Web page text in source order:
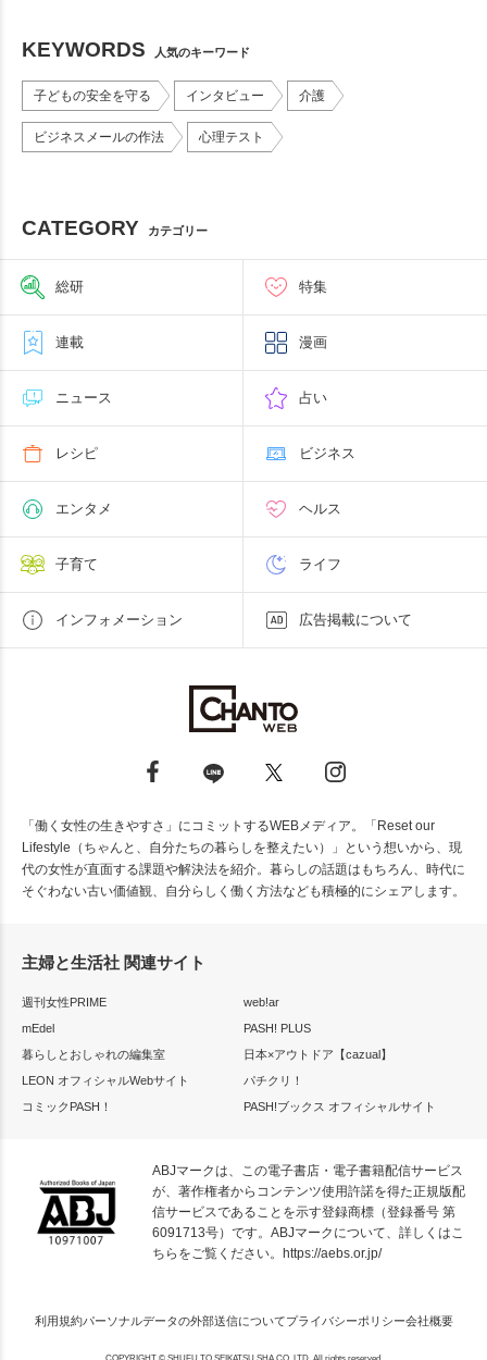
KEYWORDS 人気のキーワード
子どもの安全を守る インタビュー 介護
ビジネスメールの作法 心理テスト
CATEGORY カテゴリー
総研 特集
連載 漫画
ニュース 占い
レシピ ビジネス
エンタメ ヘルス
子育て ライフ
インフォメーション 広告掲載について
「働く女性の生きやすさ」にコミットするWEBメディア。「Reset our
Lifestyle（ちゃんと、自分たちの暮らしを整えたい）」という想いから、現
代の女性が直面する課題や解決法を紹介。暮らしの話題はもちろん、時代に
そぐわない古い価値観、自分らしく働く方法なども積極的にシェアします。
主婦と生活社 関連サイト
週刊女性PRIME
web!ar
mEdel
PASH! PLUS
暮らしとおしゃれの編集室
日本×アウトドア【cazual】
LEON オフィシャルWebサイト
パチクリ！
コミックPASH！
PASH!ブックス オフィシャルサイト
ABJマークは、この電子書店・電子書籍配信サービス
が、著作権者からコンテンツ使用許諾を得た正規版配
信サービスであることを示す登録商標（登録番号 第
6091713号）です。ABJマークについて、詳しくはこ
ちらをご覧ください。
https://aebs.or.jp/
利用規約パーソナルデータの外部送信についてプライバシーポリシー会社概要